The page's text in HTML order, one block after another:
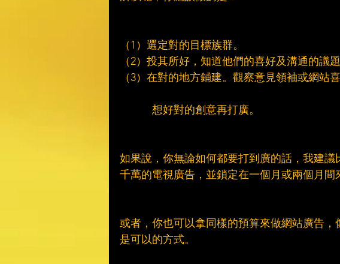
（1）選定對的目標族群。
（2）投其所好，知道他們的喜好及溝通的議題
（3）在對的地方鋪建。觀察意見領袖或網站
想好對的創意再打廣。
如果說，你無論如何都要打到廣的話，我建
千萬的電視廣告，並鎖定在一個月或兩個月間
或者，你也可以拿同樣的預算來做網站廣告
是可以的方式。